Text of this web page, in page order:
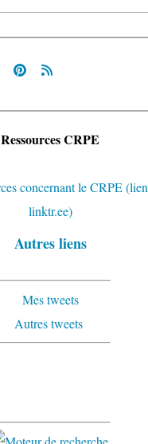
Ressources CRPE
Autres liens
Mes tweets
Autres tweets